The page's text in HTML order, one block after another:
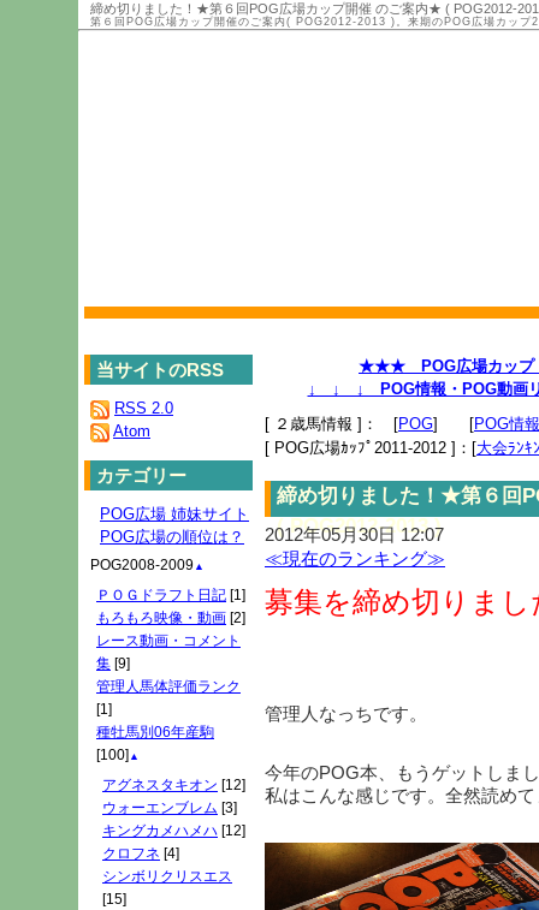
締め切りました！★第６回POG広場カップ開催 のご案内★ ( POG2012-
第６回POG広場カップ開催のご案内( POG2012-2013 )。来期のPOG広場カッ
締め切りました！★第６回
( POG2012-2013 )
2012年05月30日 12:07
≪現在のランキング≫
募集を締め切りまし
管理人なっちです。
今年のPOG本、もうゲットしま
私はこんな感じです。全然読め
当サイトのRSS
RSS 2.0
Atom
カテゴリー
POG広場 姉妹サイト
POG広場の順位は？
POG2008-2009 ▲
ＰＯＧドラフト日記 [1]
もろもろ映像・動画 [2]
レース動画・コメント
集 [9]
管理人馬体評価ランク
[1]
種牡馬別06年産駒
[100] ▲
アグネスタキオン [12]
ウォーエンブレム [3]
キングカメハメハ [12]
クロフネ [4]
シンボリクリスエス
[15]
★★★ POG広場カッ
↓ ↓ ↓ POG情報・POG動画
[ ２歳馬情報 ]： [POG] [POG情報
[ POG広場ｶｯﾌﾟ2011-2012 ]：[大会ﾗﾝｷ